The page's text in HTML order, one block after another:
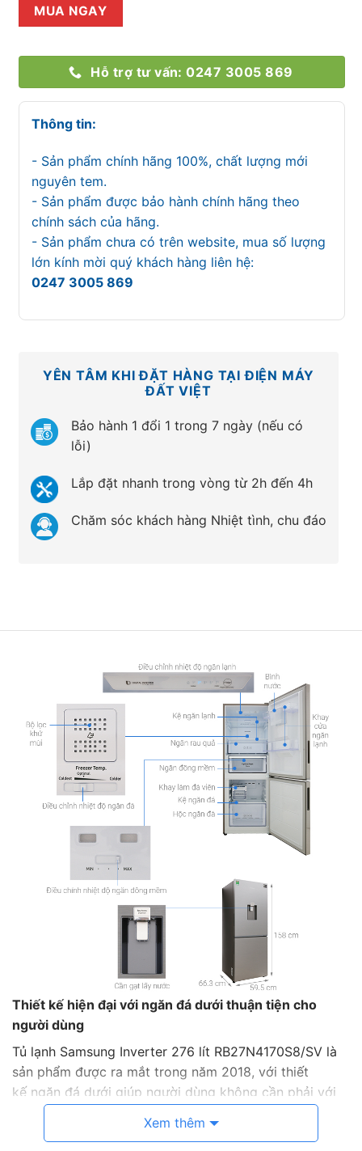
MUA NGAY
Hỗ trợ tư vấn: 0247 3005 869
Thông tin:
- Sản phẩm chính hãng 100%, chất lượng mới
nguyên tem.
- Sản phẩm được bảo hành chính hãng theo
chính sách của hãng.
- Sản phẩm chưa có trên website, mua số lượng
lớn kính mời quý khách hàng liên hệ:
0247 3005 869
YÊN TÂM KHI ĐẶT HÀNG TẠI ĐIỆN MÁY
ĐẤT VIỆT
Bảo hành 1 đổi 1 trong 7 ngày (nếu có
lỗi)
Lắp đặt nhanh trong vòng từ 2h đến 4h
Chăm sóc khách hàng Nhiệt tình, chu đáo
Thiết kế hiện đại với ngăn đá dưới thuận tiện cho
người dùng
Tủ lạnh Samsung Inverter 276 lít RB27N4170S8/SV là
sản phẩm được ra mắt trong năm 2018, với thiết
kế ngăn đá dưới giúp người dùng không cần phải với
cao để lấy đá, sản phẩm có thiết kế khá vuông vắn,
cùng tông màu xám bạc tạo nên vẻ khác chắc chắn,
Xem thêm